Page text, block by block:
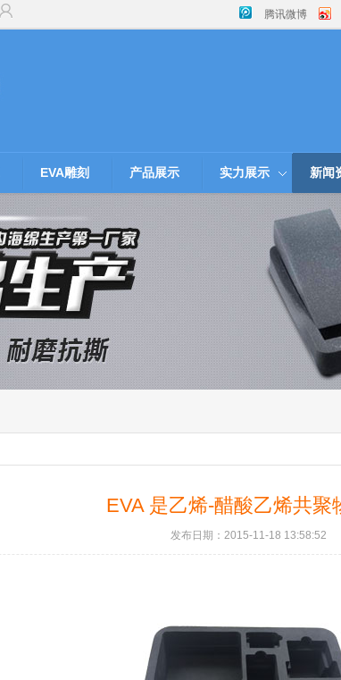
腾讯微博
EVA雕刻 产品展示 实力展示 新闻
EVA 是乙烯-醋酸乙烯共聚
发布日期：2015-11-18 13:58:52